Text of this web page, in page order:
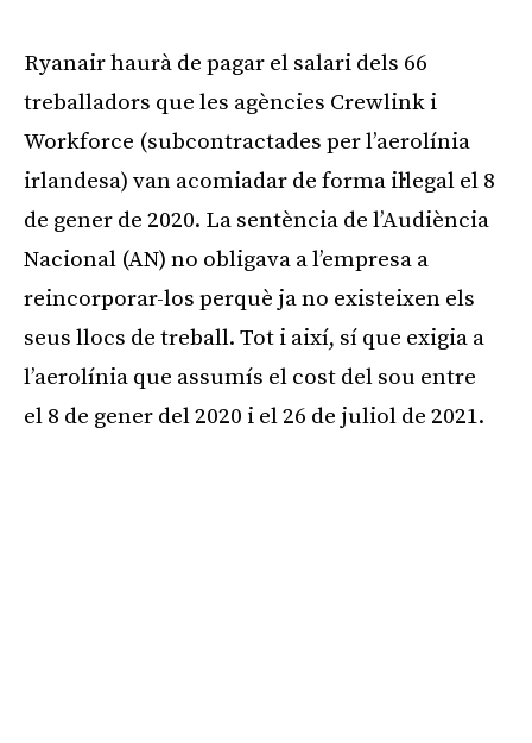
Ryanair haurà de pagar el salari dels 66
treballadors que les agències Crewlink i
Workforce (subcontractades per l’aerolínia
irlandesa) van acomiadar de forma il·legal el 8
de gener de 2020. La sentència de l’Audiència
Nacional (AN) no obligava a l’empresa a
reincorporar-los perquè ja no existeixen els
seus llocs de treball. Tot i així, sí que exigia a
l’aerolínia que assumís el cost del sou entre
el 8 de gener del 2020 i el 26 de juliol de 2021.